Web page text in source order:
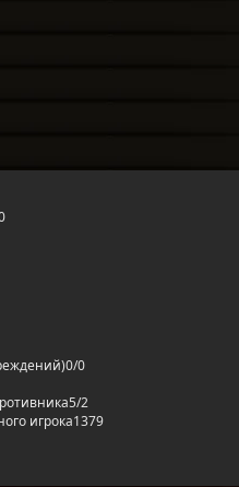
0/0
5/2
игрока1379